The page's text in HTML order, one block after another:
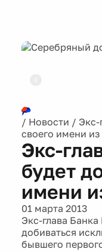
/ Новости / Экс-
своего имени
Экс-
будет
имени
01 марта 2013
Экс-глава
добиваться
бывшего